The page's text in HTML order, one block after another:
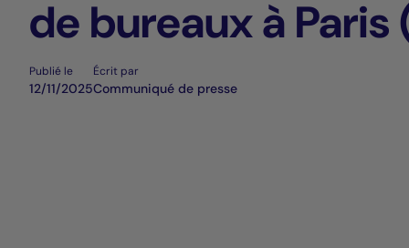
de bureaux à Paris
Publié le
12/11/2025
Écrit par
Communiqué de presse